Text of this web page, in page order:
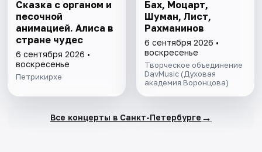
Сказка с органом и
песочной
анимацией. Алиса в
стране чудес
6 сентября 2026 •
воскресенье
Петрикирхе
Бах, Моцарт,
Шуман, Лист,
Рахманинов
6 сентября 2026 •
воскресенье
Творческое объединение
DavMusic (Духовая
академия Воронцова)
Все концерты в Санкт-Петербурге →